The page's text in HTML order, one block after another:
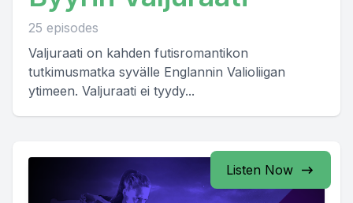
25 episodes
Valjuraati on kahden futisromantikon
tutkimusmatka syvälle Englannin Valioliigan
ytimeen. Valjuraati ei tyydy...
Listen Now